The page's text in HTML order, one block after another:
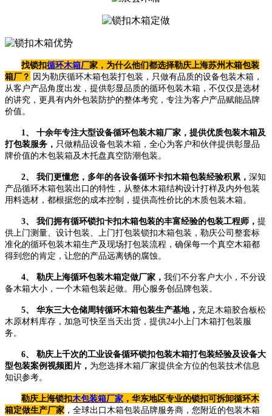
找锁扣循环木箱厂家，为什么他们都选择勒庆 上海苏州木箱包装
箱厂？
因为勒庆循环木箱包装打包装，只做有品质的设备包装木箱，
从客户产品角度出发，提供彰显品质的循环包装木箱，不仅仅是选材
的讲究，更具有内外包装防护的整体考究，专注为客户产品赋能品牌
价值。
1、 十余年专注大型设备循环包装木箱厂家，提供优质包装木箱及
打包装服务， 只做精品设备包装木箱，全心为客户和伙伴提供彰显品
牌价值的木包装箱及木托盘真空防潮包装。
2、 我们更懂您，多年的各设备循环卡扣木箱包装经验积累， 深知
产品循环木箱包装出口的特性，从整体木箱结构设计打样及内外包装
用料选材，都根据您的成本控制，提供高性价比的木质包装木箱。
3、 我们拥有循环锁扣卡扣木箱包装的丰富经验的包装工程师， 提
供上门测量、设计包装、上门打包装锁扣木箱包装，勒庆公司整套标
准化的循环包装木箱生产及现场打包装流程，确保每一个真空木箱都
得到您的肯定，让您的产品远离锈的腐蚀。
4、 勒庆上海循环包装木箱定做厂家， 我们不分客户大小，不分设
备木箱大小，一个木箱包装起做。用心服务创品牌包装。
5、 华东三大仓储周转循环木箱包装生产基地， 充足木箱胶合板松
木原材料库存，加急可快至当天出货，提供24小上门木箱打包装服
务。
6、 勒庆上千次的工业设备循环锁扣包装木箱打包装经验及设备大
型包装案例视频图片， 为您选择木箱厂家提供全方位的包装技术信息
知识参考。
勒庆上海锁扣木包装箱厂家 ，华东地区专业的锁扣可拆卸循环木
箱定做生产厂家 ，全球出口木箱包装品牌服务商，您附近的包装木箱